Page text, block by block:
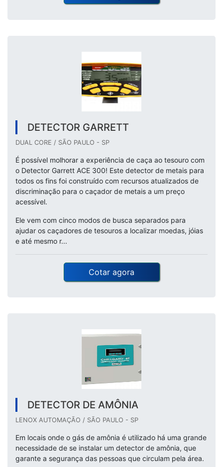
DETECTOR GARRETT
DUAL CORE / SÃO PAULO - SP
É possível molhorar a experiência de caça ao tesouro com
o Detector Garrett ACE 300! Este detector de metais para
todos os fins foi construído com recursos atualizados de
discriminação para o caçador de metais a um preço
acessível.
Ele vem com cinco modos de busca separados para
ajudar os caçadores de tesouros a localizar moedas, jóias
e até mesmo r...
Cotar agora
DETECTOR DE AMÔNIA
LENOX AUTOMAÇÃO / SÃO PAULO - SP
Em locais onde o gás de amônia é utilizado há uma grande
necessidade de se instalar um detector de amônia, que
garante a segurança das pessoas que circulam pela área.